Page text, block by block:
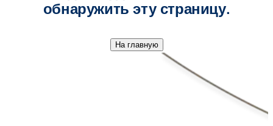
обнаружить эту страницу.
На главную